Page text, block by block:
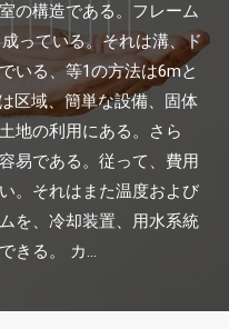
の構造である。フレーム
っている。それは溝、ド
いる、等1の方法は6mと
区域、簡単な設備、固体
地の利用にある。さら
易である。従って、費用
。それはまた温度および
を、冷却装置、用水系統
きる。 カ...